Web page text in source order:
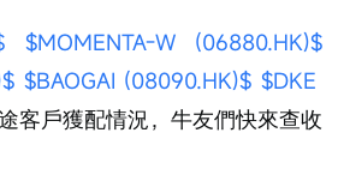
$MOMENTA-W (06880.HK)$
$BAOGAI (08090.HK)$ $DKE
客戶獲配情況，牛友們快來查收